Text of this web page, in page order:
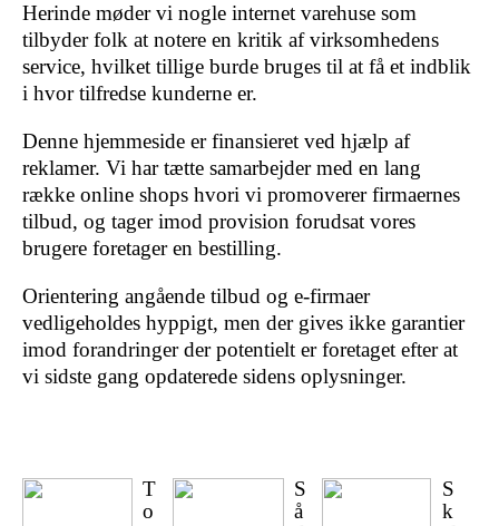
Herinde møder vi nogle internet varehuse som
tilbyder folk at notere en kritik af virksomhedens
service, hvilket tillige burde bruges til at få et indblik
i hvor tilfredse kunderne er.
Denne hjemmeside er finansieret ved hjælp af
reklamer. Vi har tætte samarbejder med en lang
række online shops hvori vi promoverer firmaernes
tilbud, og tager imod provision forudsat vores
brugere foretager en bestilling.
Orientering angående tilbud og e-firmaer
vedligeholdes hyppigt, men der gives ikke garantier
imod forandringer der potentielt er foretaget efter at
vi sidste gang opdaterede sidens oplysninger.
T
o
S
å
S
k